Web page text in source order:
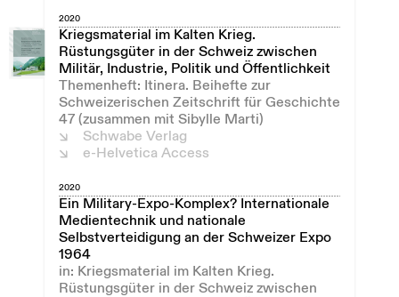
2020
Kriegsmaterial im Kalten Krieg.
Rüstungsgüter in der Schweiz zwischen
Militär, Industrie, Politik und Öffentlichkeit
Themenheft: Itinera. Beihefte zur
Schweizerischen Zeitschrift für Geschichte
47 (zusammen mit Sibylle Marti)
Schwabe Verlag
e-Helvetica Access
2020
Ein Military-Expo-Komplex? Internationale
Medientechnik und nationale
Selbstverteidigung an der Schweizer Expo
1964
in: Kriegsmaterial im Kalten Krieg.
Rüstungsgüter in der Schweiz zwischen